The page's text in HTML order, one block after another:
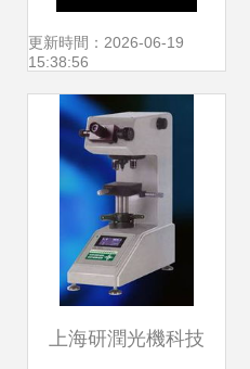
用研究
更新時間：2026-06-19
15:38:56
上海研潤光機科技